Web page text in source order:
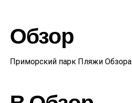
Обзор
Приморский парк Пляжи Обзора